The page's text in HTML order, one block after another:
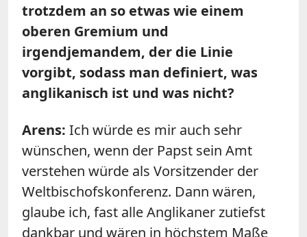
trotzdem an so etwas wie einem
oberen Gremium und
irgendjemandem, der die Linie
vorgibt, sodass man definiert, was
anglikanisch ist und was nicht?
Arens: Ich würde es mir auch sehr
wünschen, wenn der Papst sein Amt
verstehen würde als Vorsitzender der
Weltbischofskonferenz. Dann wären,
glaube ich, fast alle Anglikaner zutiefst
dankbar und wären in höchstem Maße